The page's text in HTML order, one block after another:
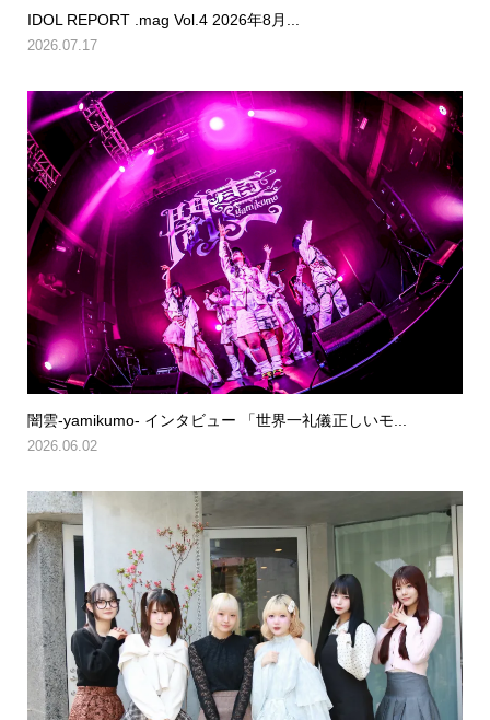
IDOL REPORT .mag Vol.4 2026年8月...
2026.07.17
闇雲-yamikumo- インタビュー 「世界一礼儀正しいモ...
2026.06.02